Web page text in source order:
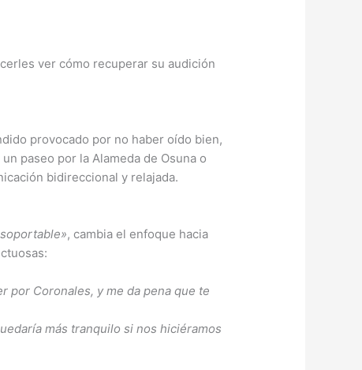
ver cómo recuperar su audición
provocado por no haber oído bien,
paseo por la Alameda de Osuna o
bidireccional y relajada.
, cambia el enfoque hacia
por Coronales, y me da pena que te
más tranquilo si nos hiciéramos